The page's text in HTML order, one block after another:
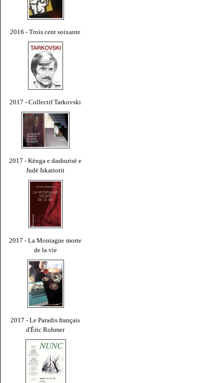
2016 - Trois cent soixante
2017 - Collectif Tarkovski
2017 - Kënga e dashurisë e
Judë Iskariotit
2017 - La Montagne morte
de la vie
2017 - Le Paradis français
d'Éric Rohmer